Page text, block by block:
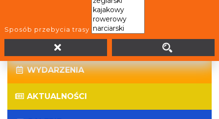
Sposób przebycia trasy
WIRTUALNE WYCIECZKI
PANORAMY
WYDARZENIA
AKTUALNOŚCI